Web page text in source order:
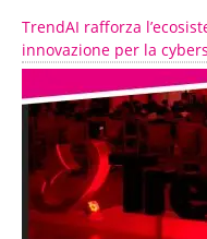
TrendAI rafforza
innovazione per la